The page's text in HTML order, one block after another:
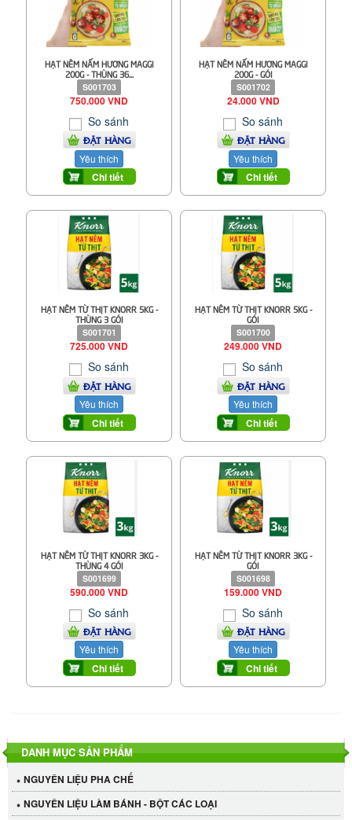
HẠT NÊM NẤM HƯƠNG MAGGI
200G - THÙNG 36...
S001703
750.000 VND
So sánh
ĐẶT HÀNG
Yêu thích
Chi tiết
HẠT NÊM NẤM HƯƠNG MAGGI
200G - GÓI
S001702
24.000 VND
So sánh
ĐẶT HÀNG
Yêu thích
Chi tiết
HẠT NÊM TỪ THỊT KNORR 5KG -
THÙNG 3 GÓI
S001701
725.000 VND
So sánh
ĐẶT HÀNG
Yêu thích
Chi tiết
HẠT NÊM TỪ THỊT KNORR 5KG -
GÓI
S001700
249.000 VND
So sánh
ĐẶT HÀNG
Yêu thích
Chi tiết
HẠT NÊM TỪ THỊT KNORR 3KG -
THÙNG 4 GÓI
S001699
590.000 VND
So sánh
ĐẶT HÀNG
Yêu thích
Chi tiết
HẠT NÊM TỪ THỊT KNORR 3KG -
GÓI
S001698
159.000 VND
So sánh
ĐẶT HÀNG
Yêu thích
Chi tiết
DANH MỤC SẢN PHẨM
NGUYÊN LIỆU PHA CHẾ
NGUYÊN LIỆU LÀM BÁNH - BỘT CÁC LOẠI